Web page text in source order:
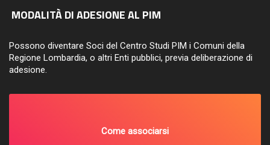
MODALITÀ DI ADESIONE AL PIM
Possono diventare Soci del Centro Studi PIM i Comuni della
Regione Lombardia, o altri Enti pubblici, previa deliberazione di
adesione.
Come associarsi